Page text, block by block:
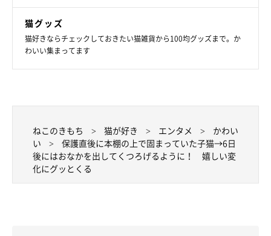
猫グッズ
猫好きならチェックしておきたい猫雑貨から100均グッズまで。か
わいい集まってます
ねこのきもち 猫が好き エンタメ
かわい
い
保護直後に本棚の上で固まっていた子猫→6日
後にはおなかを出してくつろげるように！ 嬉しい変
化にグッとくる